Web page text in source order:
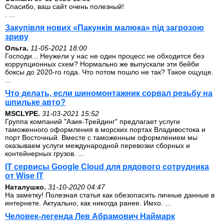
Спасибо, ваш сайт очень полезный!
Закупівля нових «Пакунків малюка» під загрозою
зриву
Ольга. 11-05-2021 18:00
Господи... Неужели у нас не один процесс не обходится без
коррупционных схем? Нормально же выпускали эти бейби
боксы до 2020-го года. Что потом пошло не так? Такое ощуще.
Что делать, если шиномонтажник сорвал резьбу на
шпильке авто?
MSCLYPE. 31-03-2021 15:52
Группа компаний "Азия-Трейдинг" предлагает услуги
таможенного оформления в морских портах Владивостока и
порт Восточный. Вместе с таможенным оформлением мы
оказываем услуги международной перевозки сборных и
контейнерных грузов. ...
IT сервисы Google Cloud для рядового сотрудника
от Wise IT
Наталушко. 31-10-2020 04:47
На заметку! Полезная статья как обезопасить личные данные в
интернете. Актуально, как никогда ранее. Имхо. ...
Человек-легенда Лев Абрамович Наймарк